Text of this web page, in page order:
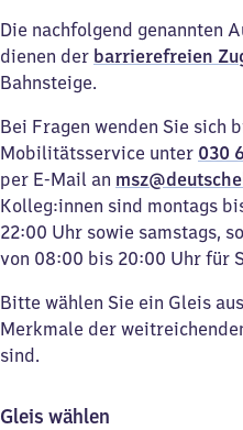
Die nachfolgend genannten
dienen der barrierefreien
Bahnsteige.
Bei Fragen wenden Sie sich
Mobilitätsservice unter 030
per E-Mail an
Kolleg:innen sind montags
22:00 Uhr sowie samstags,
von 08:00 bis 20:00 Uhr für
Bitte wählen Sie ein Gleis
Merkmale der
sind.
Gleis wählen